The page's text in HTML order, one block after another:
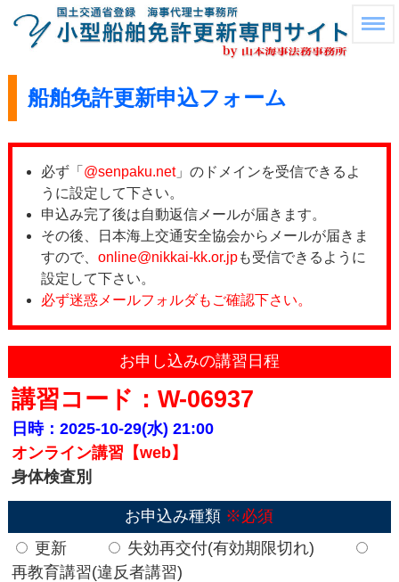
船舶免許更新申込フォーム
必ず「 @senpaku.net」のドメインを受信できるよ
うに設定して下さい。
申込み完了後は自動返信メールが届きます。
その後、日本海上交通安全協会からメールが届きま
すので、 online@nikkai-kk.or.jpも受信できるように
設定して下さい。
必ず迷惑メールフォルダもご確認下さい。
お申し込みの講習日程
講習コード：W-06937
日時：2025-10-29(水) 21:00
オンライン講習【web】
身体検査別
お申込み種類 ※必須
更新
失効再交付(有効期限切れ)
再教育講習(違反者講習)